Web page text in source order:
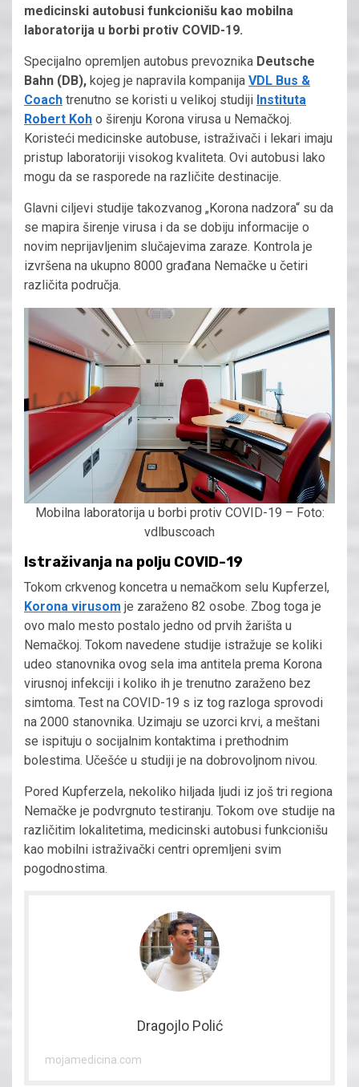
medicinski autobusi funkcionišu kao mobilna
laboratorija u borbi protiv COVID-19.
Specijalno opremljen autobus prevoznika Deutsche
Bahn (DB), kojeg je napravila kompanija VDL Bus &
Coach trenutno se koristi u velikoj studiji Instituta
Robert Koh o širenju Korona virusa u Nemačkoj.
Koristeći medicinske autobuse, istraživači i lekari imaju
pristup laboratoriji visokog kvaliteta. Ovi autobusi lako
mogu da se rasporede na različite destinacije.
Glavni ciljevi studije takozvanog „Korona nadzora“ su da
se mapira širenje virusa i da se dobiju informacije o
novim neprijavljenim slučajevima zaraze. Kontrola je
izvršena na ukupno 8000 građana Nemačke u četiri
različita područja.
Mobilna laboratorija u borbi protiv COVID-19 – Foto:
vdlbuscoach
Istraživanja na polju COVID-19
Tokom crkvenog koncetra u nemačkom selu Kupferzel,
Korona virusom je zaraženo 82 osobe. Zbog toga je
ovo malo mesto postalo jedno od prvih žarišta u
Nemačkoj. Tokom navedene studije istražuje se koliki
udeo stanovnika ovog sela ima antitela prema Korona
virusnoj infekciji i koliko ih je trenutno zaraženo bez
simtoma. Test na COVID-19 s iz tog razloga sprovodi
na 2000 stanovnika. Uzimaju se uzorci krvi, a meštani
se ispituju o socijalnim kontaktima i prethodnim
bolestima. Učešće u studiji je na dobrovoljnom nivou.
Pored Kupferzela, nekoliko hiljada ljudi iz još tri regiona
Nemačke je podvrgnuto testiranju. Tokom ove studije na
različitim lokalitetima, medicinski autobusi funkcionišu
kao mobilni istraživački centri opremljeni svim
pogodnostima.
Dragojlo Polić
mojamedicina.com